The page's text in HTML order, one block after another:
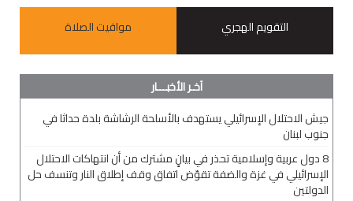
التقويم الهجري
مواقيت الصلاة
آخـر الأخبـــار
جيش الاحتلال الإسرائيلي يستهدف بالأسلحة الرشاشة بلدة حداثا في
جنوب لبنان
8 دول عربية وإسلامية تحذر في بيانٍ مشترك من أن انتهاكات الاحتلال
الإسرائيلي في غزة والضفة تقوّض اتفاق وقف إطلاق النار وتنسف حل
الدولتين